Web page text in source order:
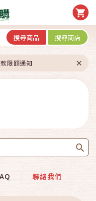
搜尋商品 搜尋商店
限額通知
聯絡我們